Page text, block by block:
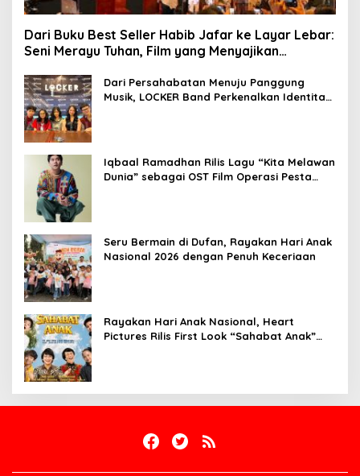
Dari Buku Best Seller Habib Jafar ke Layar Lebar:
Seni Merayu Tuhan, Film yang Menyajikan
Dari Persahabatan Menuju Panggung
Musik, LOCKER Band Perkenalkan Identitas
Iqbaal Ramadhan Rilis Lagu “Kita Melawan
Dunia” sebagai OST Film Operasi Pesta
Seru Bermain di Dufan, Rayakan Hari Anak
Nasional 2026 dengan Penuh Keceriaan
Rayakan Hari Anak Nasional, Heart
Pictures Rilis First Look “Sahabat Anak”